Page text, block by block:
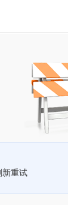
新重试